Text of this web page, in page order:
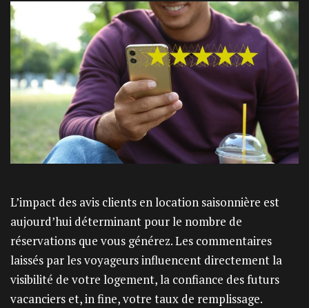
L’impact des avis clients en location saisonnière est
aujourd’hui déterminant pour le nombre de
réservations que vous générez. Les commentaires
laissés par les voyageurs influencent directement la
visibilité de votre logement, la confiance des futurs
vacanciers et, in fine, votre taux de remplissage.